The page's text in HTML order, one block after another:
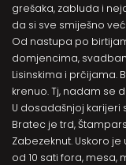
grešaka, zabluda i
da si sve smiješno
Od nastupa po
domjencima,
Lisinskima i prčijama.
krenuo. Tj, nadam se
U dosadašnjoj
Bratec je trd,
Zabezeknut. Uskoro
od 10 sati fora, mesa,